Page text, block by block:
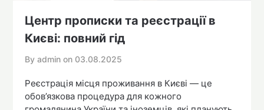
Центр прописки та реєстрації в
Києві: повний гід
By admin on 03.08.2025
Реєстрація місця проживання в Києві — це
обов’язкова процедура для кожного